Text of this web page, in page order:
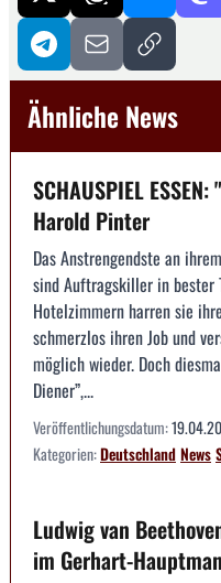
Ähnliche News
SCHAUSPIEL
Harold Pinter
Das Anstrengendste an
sind Auftragskiller in bester
Hotelzimmern harren sie
schmerzlos ihren Job und
möglich wieder. Doch
Diener”,...
Veröffentlichungsdatum:
Kategorien:DeutschlandNews
Ludwig van
im Gerhart-